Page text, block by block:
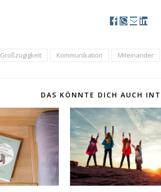
Großzügigkeit Kommunikation Miteinander
DAS KÖNNTE DICH AUCH